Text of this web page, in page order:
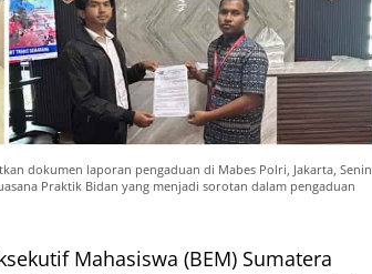
dokumen laporan pengaduan di Mabes Polri, Jakarta, Senin
Praktik Bidan yang menjadi sorotan dalam pengaduan
Mahasiswa (BEM) Sumatera